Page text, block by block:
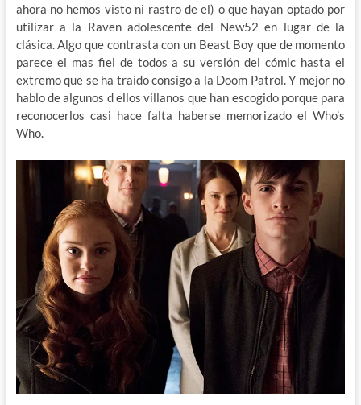
ahora no hemos visto ni rastro de el) o que hayan optado por
utilizar a la Raven adolescente del New52 en lugar de la
clásica. Algo que contrasta con un Beast Boy que de momento
parece el mas fiel de todos a su versión del cómic hasta el
extremo que se ha traído consigo a la Doom Patrol. Y mejor no
hablo de algunos d ellos villanos que han escogido porque para
reconocerlos casi hace falta haberse memorizado el Who’s
Who.